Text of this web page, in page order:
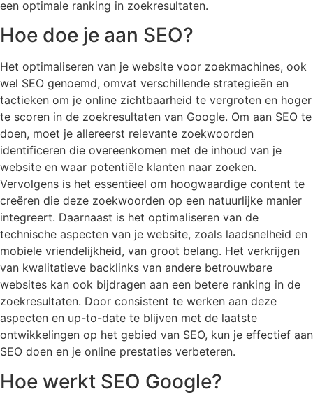
een optimale ranking in zoekresultaten.
Hoe doe je aan SEO?
Het optimaliseren van je website voor zoekmachines, ook
wel SEO genoemd, omvat verschillende strategieën en
tactieken om je online zichtbaarheid te vergroten en hoger
te scoren in de zoekresultaten van Google. Om aan SEO te
doen, moet je allereerst relevante zoekwoorden
identificeren die overeenkomen met de inhoud van je
website en waar potentiële klanten naar zoeken.
Vervolgens is het essentieel om hoogwaardige content te
creëren die deze zoekwoorden op een natuurlijke manier
integreert. Daarnaast is het optimaliseren van de
technische aspecten van je website, zoals laadsnelheid en
mobiele vriendelijkheid, van groot belang. Het verkrijgen
van kwalitatieve backlinks van andere betrouwbare
websites kan ook bijdragen aan een betere ranking in de
zoekresultaten. Door consistent te werken aan deze
aspecten en up-to-date te blijven met de laatste
ontwikkelingen op het gebied van SEO, kun je effectief aan
SEO doen en je online prestaties verbeteren.
Hoe werkt SEO Google?